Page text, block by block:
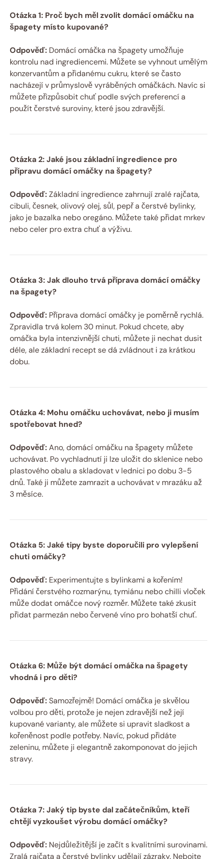
Otázka 1: Proč bych měl zvolit domácí omáčku na
špagety místo kupované?
Odpověď: Domácí omáčka na špagety umožňuje
kontrolu nad ingrediencemi. Můžete se vyhnout umělým
konzervantům a přidanému cukru, které se často
nacházejí v průmyslově vyráběných omáčkách. Navíc si
můžete přizpůsobit chuť podle svých preferencí a
použít čerstvé suroviny, které jsou zdravější.
Otázka 2: Jaké jsou základní ingredience pro
přípravu domácí omáčky na špagety?
Odpověď:Základní ingredience zahrnují zralé rajčata,
cibuli, česnek, olivový olej, sůl, pepř a čerstvé bylinky,
jako je bazalka nebo oregáno. Můžete také přidat mrkev
nebo celer pro extra chuť a výživu.
Otázka 3: Jak dlouho trvá příprava domácí omáčky
na špagety?
Odpověď: Příprava domácí omáčky je poměrně rychlá.
Zpravidla trvá kolem 30 minut. Pokud chcete, aby
omáčka byla intenzivnější chuti, můžete ji nechat dusit
déle, ale základní recept se dá zvládnout i za krátkou
dobu.
Otázka 4: Mohu omáčku uchovávat, nebo ji musím
spotřebovat hned?
Odpověď:Ano, domácí omáčku na špagety můžete
uchovávat. Po vychladnutí ji lze uložit do sklenice nebo
plastového obalu a skladovat v lednici po dobu 3-5
dnů. Také ji můžete zamrazit a uchovávat v mrazáku až
3 měsíce.
Otázka 5: Jaké tipy byste doporučili pro vylepšení
chuti omáčky?
Odpověď: Experimentujte s bylinkami a kořením!
Přidání čerstvého rozmarýnu, tymiánu nebo chilli vloček
může dodat omáčce nový rozměr. Můžete také zkusit
přidat parmezán nebo červené víno pro bohatší chuť.
Otázka 6: Může být domácí omáčka na špagety
vhodná i pro děti?
Odpověď:Samozřejmě! Domácí omáčka je skvělou
volbou pro děti, protože je nejen zdravější než její
kupované varianty, ale můžete si upravit sladkost a
kořeněnost podle potřeby. Navíc, pokud přidáte
zeleninu, můžete ji elegantně zakomponovat do jejich
stravy.
Otázka 7: Jaký tip byste dal začátečníkům, kteří
chtějí vyzkoušet výrobu domácí omáčky?
Odpověď: Nejdůležitější je začít s kvalitními surovinami.
Zralá rajčata a čerstvé bylinky udělají zázraky. Nebojte